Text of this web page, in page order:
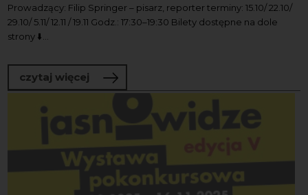
Prowadzący: Filip Springer – pisarz, reporter terminy: 15.10/ 22.10/
29.10/ 5.11/ 12.11 / 19.11 Godz.: 17:30–19:30 Bilety dostępne na dole
strony ⬇️...
czytaj więcej o Kurs autorski Filipa Springera